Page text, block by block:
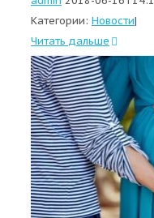
Категории: Новости|
Читать дальше